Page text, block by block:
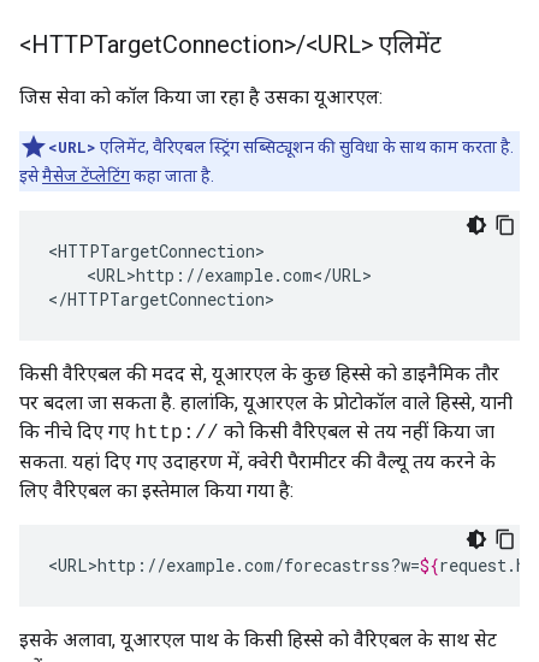
<HTTPTargetConnection>/<URL> एलिमेंट
जिस सेवा को कॉल किया जा रहा है उसका यूआरएल:
<URL> एलिमेंट, वैरिएबल स्ट्रिंग सब्सिट्यूशन की सुविधा के साथ काम करता है.
इसेमैसेज टेंप्लेटिंगकहा जाता है.
<HTTPTargetConnection>
    <URL>http://example.com</URL>
</HTTPTargetConnection>
किसी वैरिएबल की मदद से, यूआरएल के कुछ हिस्से को डाइनैमिक तौर
पर बदला जा सकता है. हालांकि, यूआरएल के प्रोटोकॉल वाले हिस्से, यानी
कि नीचे दिए गए http:// को किसी वैरिएबल से तय नहीं किया जा
सकता. यहां दिए गए उदाहरण में, क्वेरी पैरामीटर की वैल्यू तय करने के
लिए वैरिएबल का इस्तेमाल किया गया है:
<URL>http://example.com/forecastrss?w=${request.
इसके अलावा, यूआरएल पाथ के किसी हिस्से को वैरिएबल के साथ सेट